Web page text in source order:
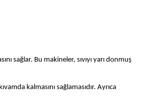
sağlar. Bu makineler, sıvıyı yarı donmuş
kalmasını sağlamasıdır. Ayrıca